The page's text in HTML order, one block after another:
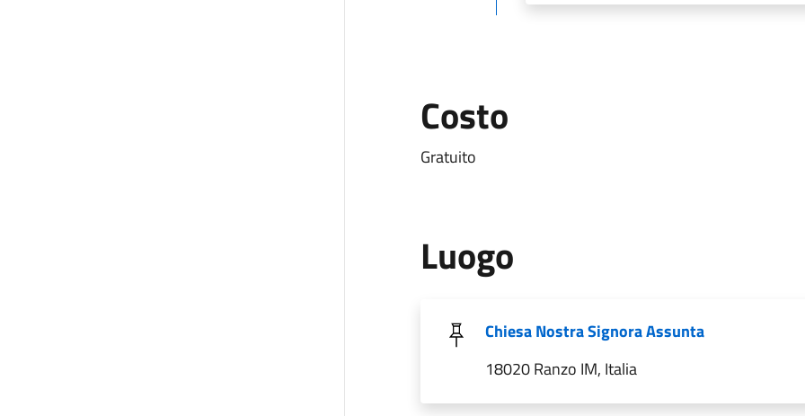
Costo
Gratuito
Luogo
Chiesa Nostra Signora Assunta
18020 Ranzo IM, Italia